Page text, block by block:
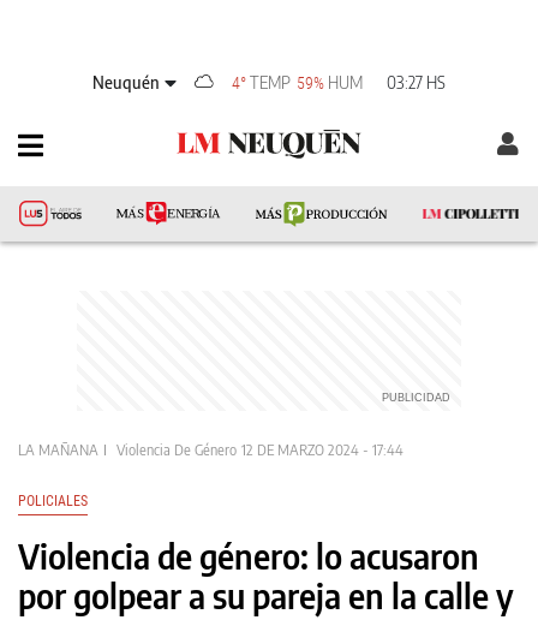
Neuquén 4°TEMP 59% HUM 03:27 HS
LA MAÑANA Violencia De Género 12 DE MARZO 2024 - 17:44
POLICIALES
Violencia de género: lo acusaron
por golpear a su pareja en la calle y